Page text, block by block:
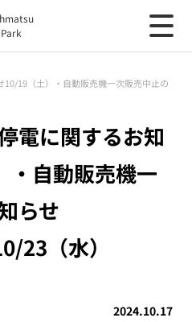
19（土）・自動販売機一次販売中止の
電に関するお知
・自動販売機一
らせ
23（水）
2024.10.17